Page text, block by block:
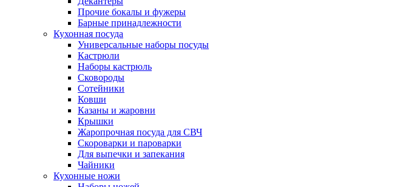
Прочие бокалы и фужеры
Барные принадлежности
Кухонная посуда
Универсальные наборы посуды
Кастрюли
Наборы кастрюль
Сковороды
Сотейники
Ковши
Казаны и жаровни
Крышки
Жаропрочная посуда для СВЧ
Скороварки и пароварки
Для выпечки и запекания
Чайники
Кухонные ножи